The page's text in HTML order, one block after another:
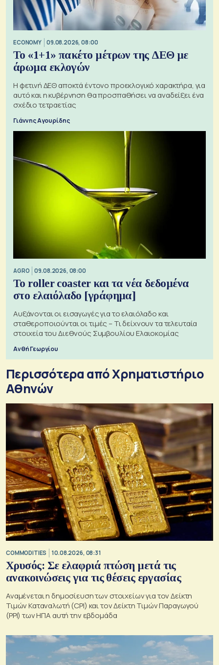
ECONOMY 09.08.2026, 08:00
Το «1+1» πακέτο μέτρων της ΔΕΘ με
άρωμα εκλογών
Η φετινή ΔΕΘ αποκτά έντονο προεκλογικό χαρακτήρα, για
αυτό και η κυβέρνηση θα προσπαθήσει να αναδείξει ένα
σχέδιο τετραετίας
Γιάννης Αγουρίδης
AGRO 09.08.2026, 08:00
Το roller coaster και τα νέα δεδομένα
στο ελαιόλαδο [γράφημα]
Αυξάνονται οι εισαγωγές για το ελαιόλαδο και
σταθεροποιούνται οι τιμές – Τι δείχνουν τα τελευταία
στοιχεία του Διεθνούς Συμβουλίου Ελαιοκομίας
Ανθή Γεωργίου
Περισσότερα από Xρηματιστήριο
Αθηνών
COMMODITIES 10.08.2026, 08:31
Χρυσός: Σε ελαφριά πτώση μετά τις
ανακοινώσεις για τις θέσεις εργασίας
Αναμένεται η δημοσίευση των στοιχείων για τον Δείκτη
Τιμών Καταναλωτή (CPI) και τον Δείκτη Τιμών Παραγωγού
(PPI) των ΗΠΑ αυτή την εβδομάδα